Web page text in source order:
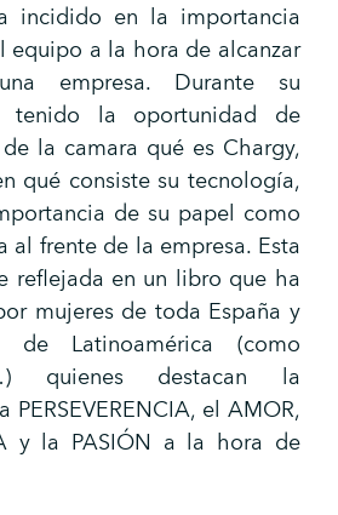
incidido en la importancia
equipo a la hora de alcanzar
empresa. Durante su
tenido la oportunidad de
la camara qué es Chargy,
qué consiste su tecnología,
de su papel como
al frente de la empresa. Esta
reflejada en un libro que ha
mujeres de toda España y
de Latinoamérica (como
quienes destacan la
el AMOR,
y la PASIÓN a la hora de